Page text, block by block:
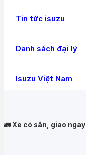
Tin tức isuzu
Danh sách đại lý
Isuzu Việt Nam
🚛 Xe có sẵn, giao ngay